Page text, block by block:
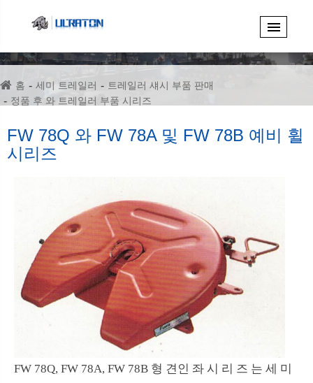
홈 세미 트레일러
트레일러 섀시 부품 판매
정품 후 와 트레일러 부품 시리즈
FW 78Q 와 FW 78A 및 FW 78B 예비 휠
시리즈
FW 78Q, FW 78A, FW 78B 형 견인 좌 시 리 즈 는 세 미